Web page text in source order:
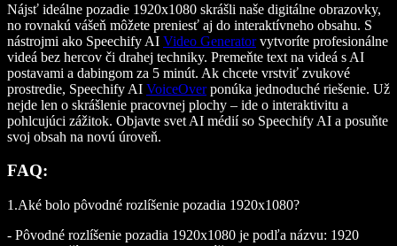
Nájsť ideálne pozadie 1920x1080 skrášli naše digitálne obrazovky,
no rovnakú vášeň môžete preniesť aj do interaktívneho obsahu. S
nástrojmi ako Speechify AI Video Generatorvytvoríte profesionálne
videá bez hercov či drahej techniky. Premeňte text na videá s AI
postavami a dabingom za 5 minút. Ak chcete vrstviť zvukové
prostredie, Speechify AI VoiceOverponúka jednoduché riešenie. Už
nejde len o skrášlenie pracovnej plochy – ide o interaktivitu a
pohlcujúci zážitok. Objavte svet AI médií so Speechify AI a posuňte
svoj obsah na novú úroveň.
FAQ:
1.Aké bolo pôvodné rozlíšenie pozadia 1920x1080?
- Pôvodné rozlíšenie pozadia 1920x1080 je podľa názvu: 1920